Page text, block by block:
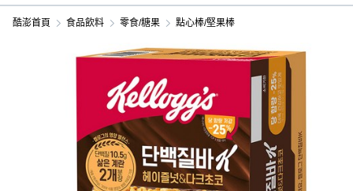
酷澎首頁 食品飲料 零食/糖果 點心棒/堅果棒